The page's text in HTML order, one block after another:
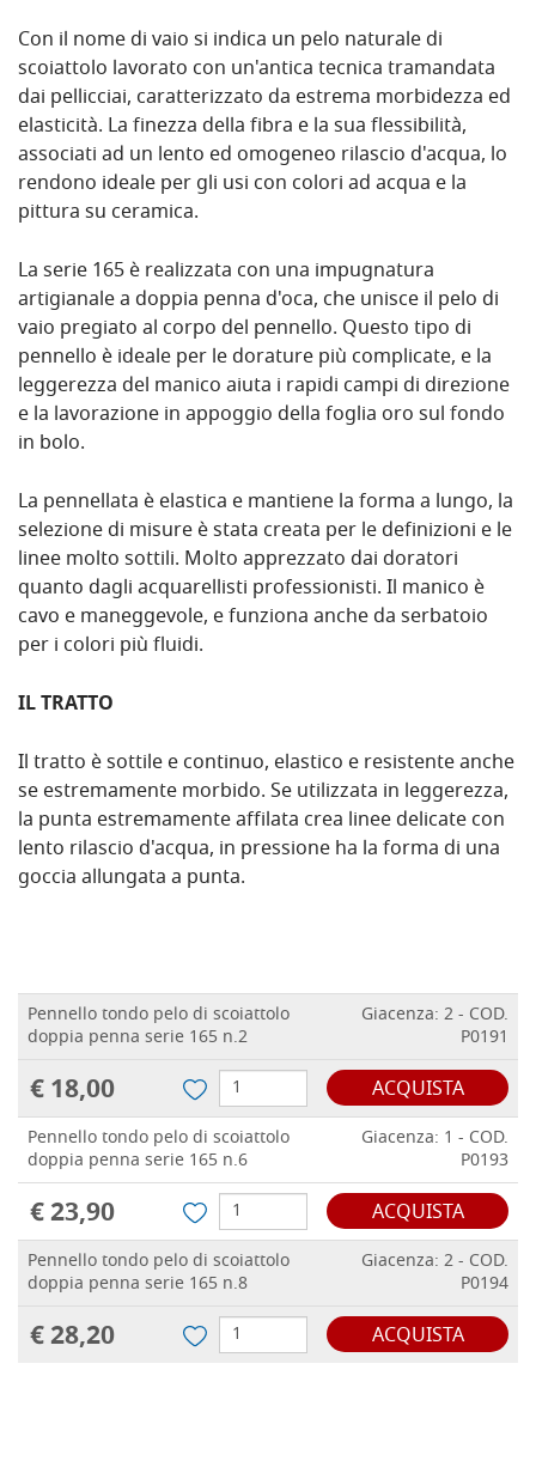
Con il nome di vaio si indica un pelo naturale di
scoiattolo lavorato con un'antica tecnica tramandata
dai pellicciai, caratterizzato da estrema morbidezza ed
elasticità. La finezza della fibra e la sua flessibilità,
associati ad un lento ed omogeneo rilascio d'acqua, lo
rendono ideale per gli usi con colori ad acqua e la
pittura su ceramica.
La serie 165 è realizzata con una impugnatura
artigianale a doppia penna d'oca, che unisce il pelo di
vaio pregiato al corpo del pennello. Questo tipo di
pennello è ideale per le dorature più complicate, e la
leggerezza del manico aiuta i rapidi campi di direzione
e la lavorazione in appoggio della foglia oro sul fondo
in bolo.
La pennellata è elastica e mantiene la forma a lungo, la
selezione di misure è stata creata per le definizioni e le
linee molto sottili. Molto apprezzato dai doratori
quanto dagli acquarellisti professionisti. Il manico è
cavo e maneggevole, e funziona anche da serbatoio
per i colori più fluidi.
IL TRATTO
Il tratto è sottile e continuo, elastico e resistente anche
se estremamente morbido. Se utilizzata in leggerezza,
la punta estremamente affilata crea linee delicate con
lento rilascio d'acqua, in pressione ha la forma di una
goccia allungata a punta.
Pennello tondo pelo di scoiattolo
doppia penna serie 165 n.2
Giacenza: 2 - COD.
P0191
€ 18,00 ACQUISTA
Pennello tondo pelo di scoiattolo
doppia penna serie 165 n.6
Giacenza: 1 - COD.
P0193
€ 23,90 ACQUISTA
Pennello tondo pelo di scoiattolo
doppia penna serie 165 n.8
Giacenza: 2 - COD.
P0194
€ 28,20 ACQUISTA